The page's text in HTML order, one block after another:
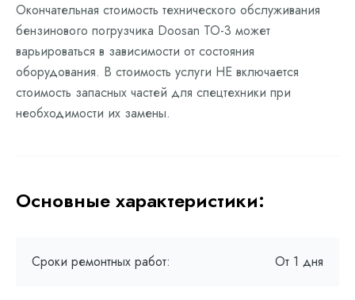
Окончательная стоимость технического обслуживания
бензинового погрузчика Doosan ТО-3 может
варьироваться в зависимости от состояния
оборудования. В стоимость услуги НЕ включается
стоимость запасных частей для спецтехники при
необходимости их замены.
Основные характеристики:
Сроки ремонтных работ: От 1 дня